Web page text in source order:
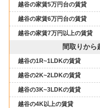
越谷の家賃5万円台の賃貸
越谷の家賃6万円台の賃貸
越谷の家賃7万円以上の賃貸
間取りから
越谷の1R~1LDKの賃貸
越谷の2K~2LDKの賃貸
越谷の3K~3LDKの賃貸
越谷の4K以上の賃貸